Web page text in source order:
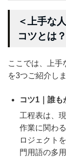
＜上手な
コツとは？
ここでは、上手
を3つご紹介しま
コツ1｜誰も
工程表は、
作業に関わ
ロジェクト
門用語の多